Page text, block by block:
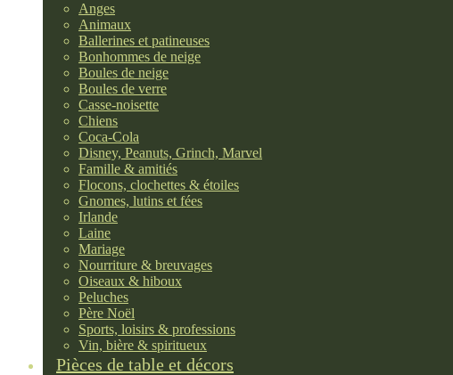
Anges
Animaux
Ballerines et patineuses
Bonhommes de neige
Boules de neige
Boules de verre
Casse-noisette
Chiens
Coca-Cola
Disney, Peanuts, Grinch, Marvel
Famille & amitiés
Flocons, clochettes & étoiles
Gnomes, lutins et fées
Irlande
Laine
Mariage
Nourriture & breuvages
Oiseaux & hiboux
Peluches
Père Noël
Sports, loisirs & professions
Vin, bière & spiritueux
Pièces de table et décors